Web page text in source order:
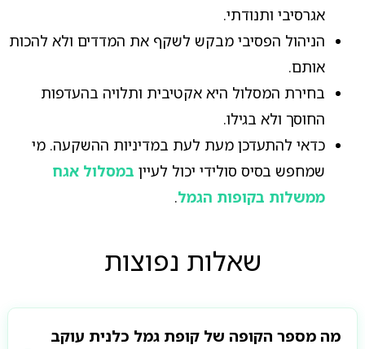
אגרסיבי ותנודתי.
הניהול הפסיבי מבקש לשקף את המדדים ולא להכות
אותם.
בחירת המסלול היא אקטיבית ותלויה בהעדפות
החוסך ולא בגילו.
כדאי להתעדכן מעת לעת במדיניות ההשקעה. מי
שמחפש בסיס סולידי יכול לעיין במסלול אגח
ממשלות בקופות הגמל.
שאלות נפוצות
מה מספר הקופה של קופת גמל כלנית עוקב